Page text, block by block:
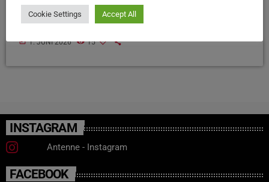
schwarzen Auto erfasst und verletzt. Der Autofahrer
entfernte sich unerlaubt von der Unfallstelle. […]
today 1. JUNI 2026 15
INSTAGRAM
Antenne - Instagram
FACEBOOK
Cookie Settings Accept All